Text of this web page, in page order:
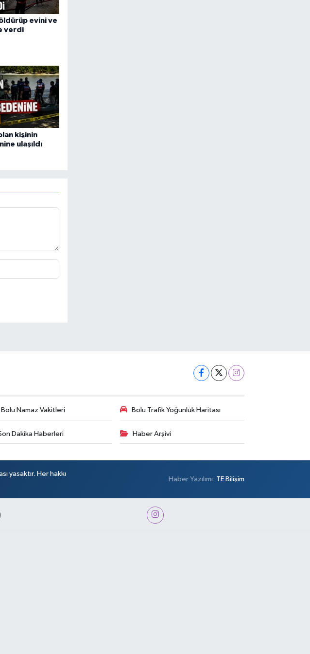
evini ve
verdi
kişinin
ulaşıldı
Bolu Namaz Vakitleri Bolu Trafik Yoğunluk Haritası
Dakika Haberleri Haber Arşivi
yasaktır. Her hakkı
Haber Yazılımı: TE Bilişim